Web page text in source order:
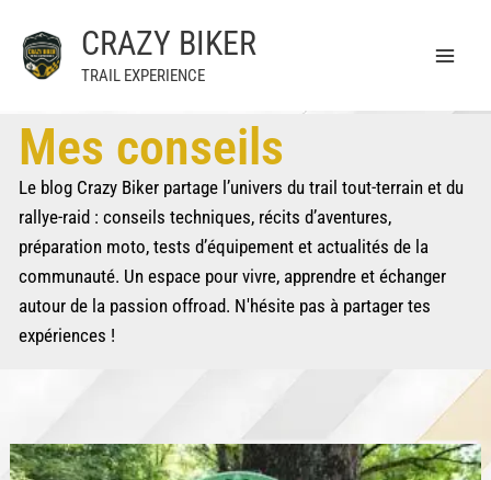
contenu
CRAZY BIKER
TRAIL EXPERIENCE
Mes conseils
Le blog Crazy Biker partage l’univers du trail tout-terrain et du
rallye-raid : conseils techniques, récits d’aventures,
préparation moto, tests d’équipement et actualités de la
communauté. Un espace pour vivre, apprendre et échanger
autour de la passion offroad. N'hésite pas à partager tes
expériences !